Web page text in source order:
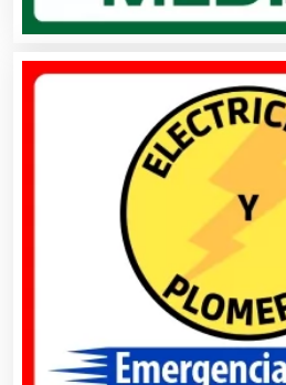
Artículos de Piel
Artículos Deportivos
Artículos Importados
Artículos para el Hogar
Artículos para Regalos